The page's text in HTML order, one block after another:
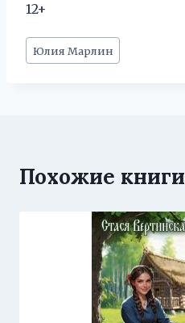
12+
Метки
записи:
Юлия Марлин
Похожие книги